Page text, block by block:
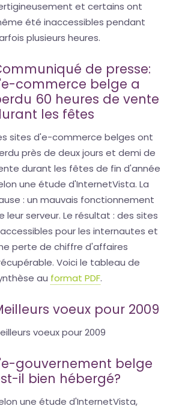
et certains ont
été inaccessibles pendant
plusieurs heures.
de presse:
commerce belge a
60 heures de vente
les fêtes
sites d'e-commerce belges ont
près de deux jours et demi de
durant les fêtes de fin d'année
une étude d'InternetVista. La
: un mauvais fonctionnement
leur serveur. Le résultat : des sites
pour les internautes et
perte de chiffre d'affaires
Voici le tableau de
au format PDF.
voeux pour 2009
voeux pour 2009
gouvernement belge
il bien hébergé?
une étude d'InternetVista,